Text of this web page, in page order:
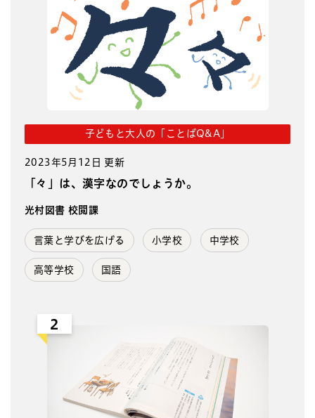
子どもと大人の「ことばQ&A」
2023年5月12日 更新
「々」は、漢字なのでしょうか。
光村図書 校閲課
言葉と学びを広げる 小学校 中学校
高等学校 国語
2